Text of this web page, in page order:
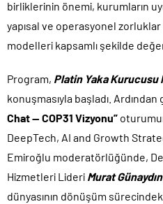
birliklerinin önemi, kurumların
yapısal ve operasyonel
modelleri kapsamlı şekilde
Program, Platin Yaka Kurucusu
konuşmasıyla başladı.
Chat — COP31 Vizyonu”
DeepTech, AI and Growth
Emiroğlu moderatörlüğünde,
Hizmetleri Lideri Murat Günaydın
dünyasının dönüşüm